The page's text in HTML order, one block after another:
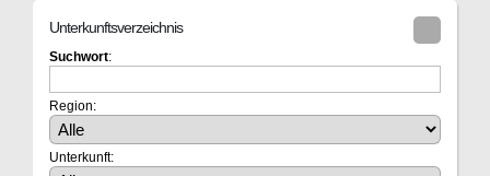
Unterkunftsverzeichnis
Suchwort:
Region:
Unterkunft: